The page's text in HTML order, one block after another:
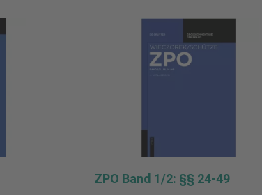
ZPO Band 1/2: §§ 24-49